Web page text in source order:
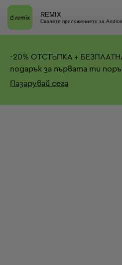
REMIX
Свалете приложението за
-20% ОТСТЪПКА +
подарък за първата ти
Пазарувай сега